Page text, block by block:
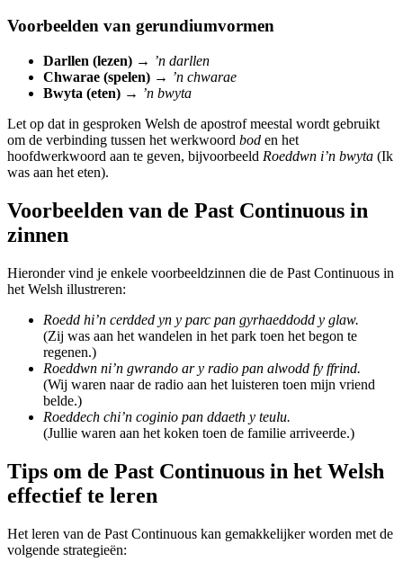
Voorbeelden van gerundiumvormen
Darllen (lezen) → ’n darllen
Chwarae (spelen) → ’n chwarae
Bwyta (eten) → ’n bwyta
Let op dat in gesproken Welsh de apostrof meestal wordt gebruikt
om de verbinding tussen het werkwoord bod en het
hoofdwerkwoord aan te geven, bijvoorbeeld Roeddwn i’n bwyta (Ik
was aan het eten).
Voorbeelden van de Past Continuous in
zinnen
Hieronder vind je enkele voorbeeldzinnen die de Past Continuous in
het Welsh illustreren:
Roedd hi’n cerdded yn y parc pan gyrhaeddodd y glaw.
(Zij was aan het wandelen in het park toen het begon te
regenen.)
Roeddwn ni’n gwrando ar y radio pan alwodd fy ffrind.
(Wij waren naar de radio aan het luisteren toen mijn vriend
belde.)
Roeddech chi’n coginio pan ddaeth y teulu.
(Jullie waren aan het koken toen de familie arriveerde.)
Tips om de Past Continuous in het Welsh
effectief te leren
Het leren van de Past Continuous kan gemakkelijker worden met de
volgende strategieën: